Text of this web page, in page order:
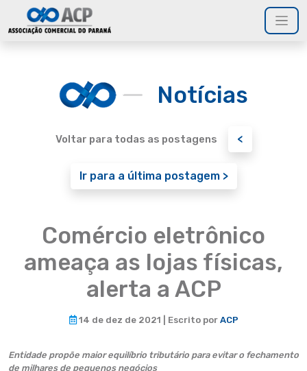
Notícias
Voltar para todas as postagens <
Ir para a última postagem >
Comércio eletrônico
ameaça as lojas físicas,
alerta a ACP
14 de dez de 2021 | Escrito por ACP
Entidade propõe maior equilíbrio tributário para evitar o fechamento
de milhares de pequenos negócios